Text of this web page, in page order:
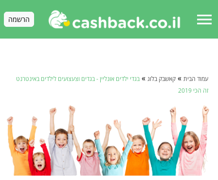
menu הרשמה
עמוד הבית » קאשבק בלוג » בגדי ילדים אונליין - בגדים וצעצועים לילדים באינטרנט
זה הכי 2019